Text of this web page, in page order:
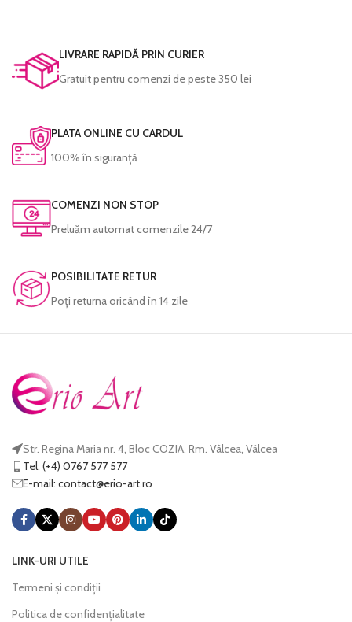
LIVRARE RAPIDĂ PRIN CURIER
Gratuit pentru comenzi de peste 350 lei
PLATA ONLINE CU CARDUL
100% în siguranță
COMENZI NON STOP
Preluăm automat comenzile 24/7
POSIBILITATE RETUR
Poţi returna oricând în 14 zile
Str. Regina Maria nr. 4, Bloc COZIA, Rm. Vâlcea, Vâlcea
Tel: (+4) 0767 577 577
E-mail:
or.tra-oire
@tcatnoc
LINK-URI UTILE
Termeni și condiții
Politica de confidențialitate